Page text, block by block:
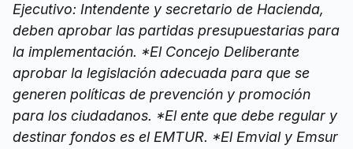
Ejecutivo: Intendente y secretario de Hacienda,
deben aprobar las partidas presupuestarias para
la implementación. *El Concejo Deliberante
aprobar la legislación adecuada para que se
generen políticas de prevención y promoción
para los ciudadanos. *El ente que debe regular y
destinar fondos es el EMTUR. *El Emvial y Emsur